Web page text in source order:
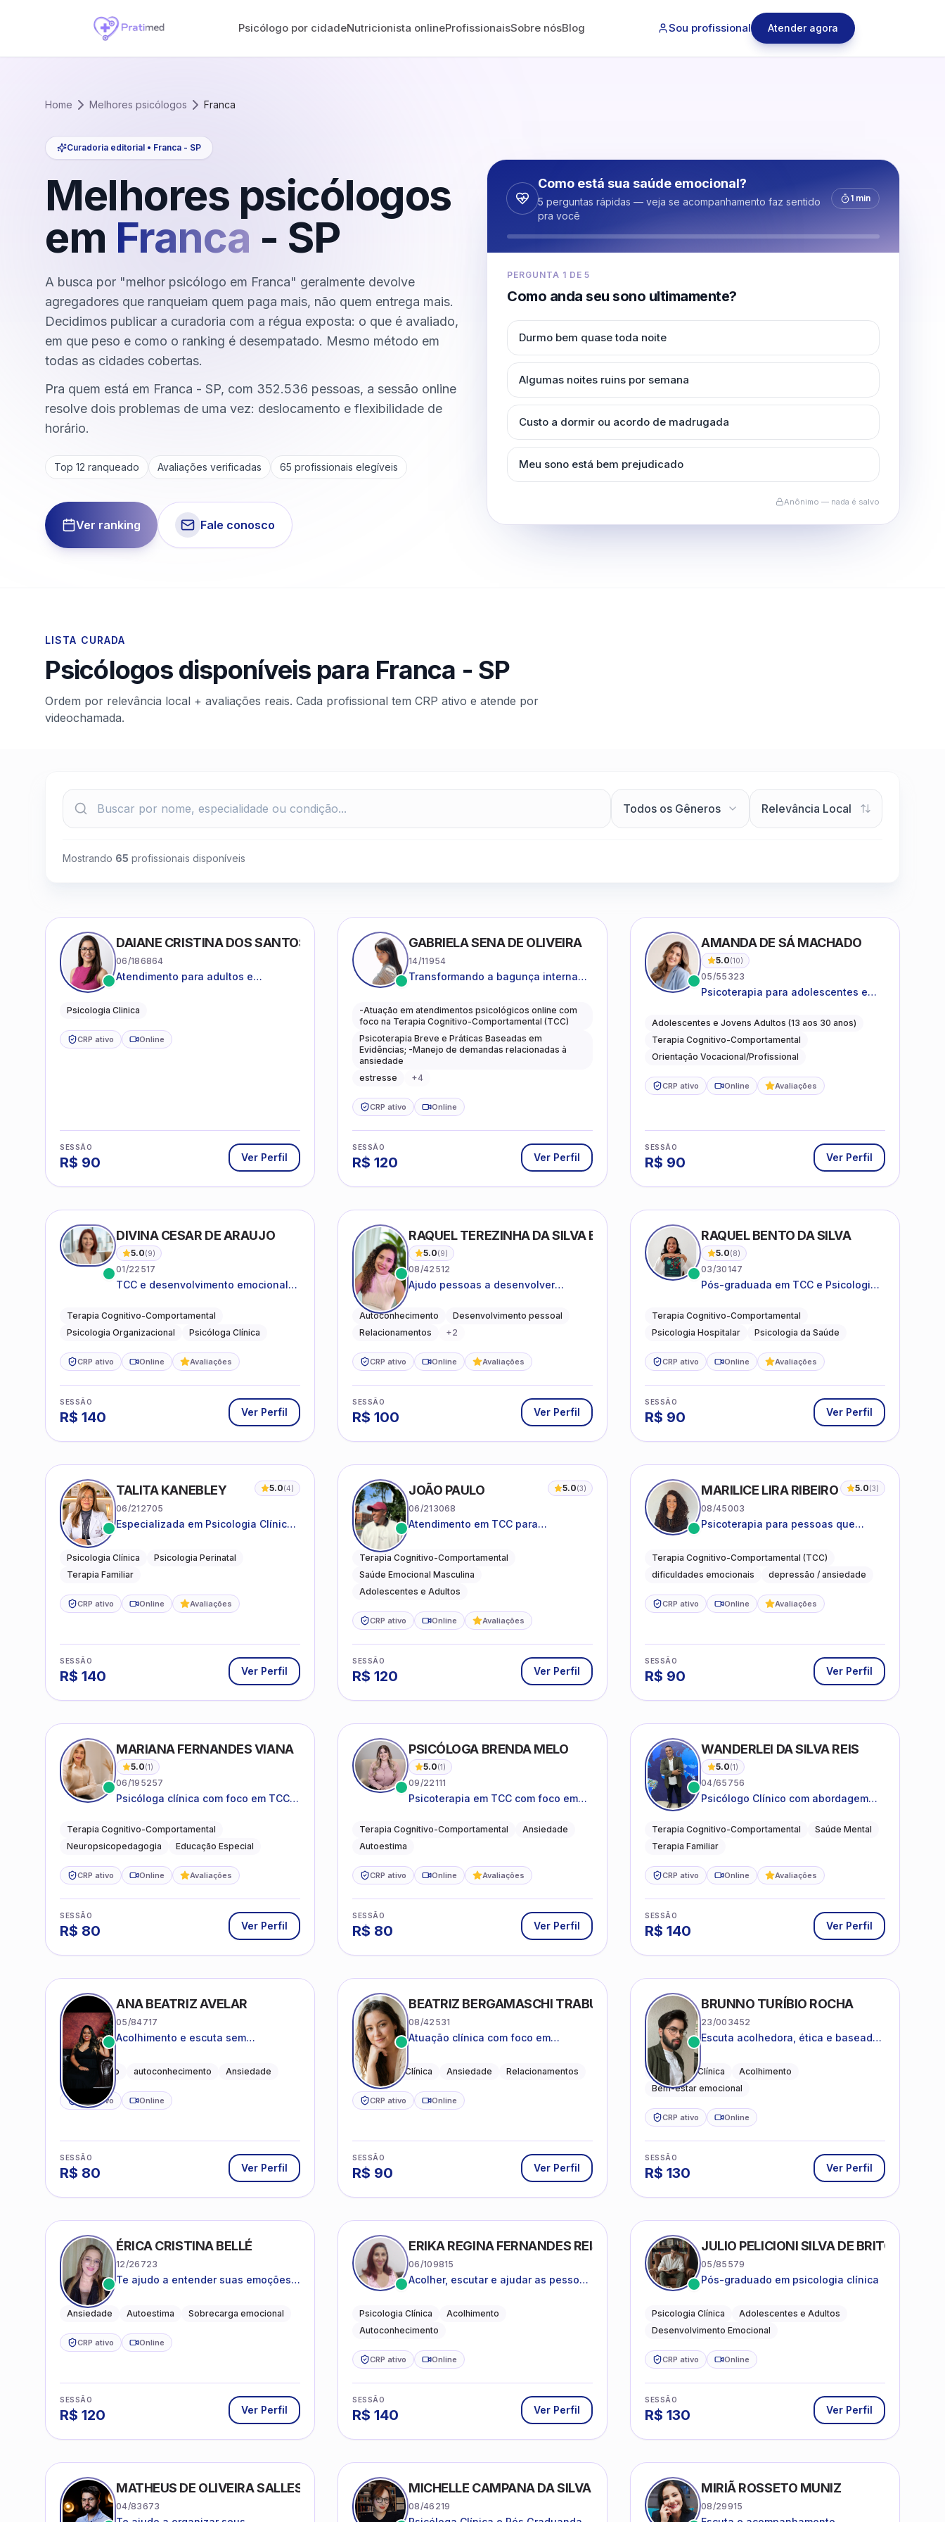
Psicólogo por cidadeNutricionista onlineProfissionaisSobre nósBlog Sou profissional Atender agora
Home Melhores psicólogos Franca
Curadoria editorial • Franca - SP
Melhores psicólogos
em Franca - SP
A busca por "melhor psicólogo em Franca" geralmente devolve
agregadores que ranqueiam quem paga mais, não quem entrega mais.
Decidimos publicar a curadoria com a régua exposta: o que é avaliado,
em que peso e como o ranking é desempatado. Mesmo método em
todas as cidades cobertas.
Pra quem está em Franca - SP, com 352.536 pessoas, a sessão online
resolve dois problemas de uma vez: deslocamento e flexibilidade de
horário.
Top 12 ranqueado Avaliações verificadas 65 profissionais elegíveis
Ver ranking Fale conosco
Como está sua saúde emocional?
5 perguntas rápidas — veja se acompanhamento faz sentido
pra você
1 min
PERGUNTA 1 DE5
Como anda seu sono ultimamente?
Durmo bem quase toda noite
Algumas noites ruins por semana
Custo a dormir ou acordo de madrugada
Meu sono está bem prejudicado
Anônimo — nada é salvo
LISTA CURADA
Psicólogos disponíveis para Franca - SP
Ordem por relevância local + avaliações reais. Cada profissional tem CRP ativo e atende por
videochamada.
Mostrando 65 profissionais disponíveis
DAIANE CRISTINA DOS SANTOS
06/186864
Atendimento para adultos e
Psicologia Clinica
CRP ativo Online
SESSÃO
R$ 90 Ver Perfil
GABRIELA SENA DE OLIVEIRA
14/11954
Transformando a bagunça interna
leveza e caminhos mais gentis para
se viver.
-Atuação em atendimentos psicológicos online com
foco na Terapia Cognitivo-Comportamental (TCC)
Psicoterapia Breve e Práticas Baseadas em
Evidências; -Manejo de demandas relacionadas à
ansiedade
estresse
+4
CRP ativo Online
SESSÃO
R$ 120 Ver Perfil
AMANDA DE SÁ MACHADO
5.0(10)
05/55323
Psicoterapia para adolescentes e
ansiedade, autoestima, relações e
orientação profissional
Adolescentes e Jovens Adultos (13 aos 30 anos)
Terapia Cognitivo-Comportamental
Orientação Vocacional/Profissional
CRP ativo Online Avaliações
SESSÃO
R$ 90 Ver Perfil
DIVINA CESAR DE ARAUJO
5.0(9)
01/22517
TCC e desenvolvimento emocional
Terapia Cognitivo-Comportamental
Psicologia Organizacional
Psicóloga Clínica
CRP ativo Online Avaliações
SESSÃO
R$ 140 Ver Perfil
RAQUEL TEREZINHA DA SILVA BIONDI
5.0(9)
08/42512
Ajudo pessoas a desenvolver
saudáveis
Autoconhecimento
Desenvolvimento pessoal
Relacionamentos
+2
CRP ativo Online Avaliações
SESSÃO
R$ 100 Ver Perfil
RAQUEL BENTO DA SILVA
5.0(8)
03/30147
Pós-graduada em TCC e Psicologia
Terapia Cognitivo-Comportamental
Psicologia Hospitalar
Psicologia da Saúde
CRP ativo Online Avaliações
SESSÃO
R$ 90 Ver Perfil
TALITA KANEBLEY 5.0(4)
06/212705
Especializada em Psicologia Clínica
adultos e famílias
Psicologia Clínica
Psicologia Perinatal
Terapia Familiar
CRP ativo Online Avaliações
SESSÃO
R$ 140 Ver Perfil
JOÃO PAULO 5.0(3)
06/213068
Atendimento em TCC para
desenvolvimento de autonomia
emocional
Terapia Cognitivo-Comportamental
Saúde Emocional Masculina
Adolescentes e Adultos
CRP ativo Online Avaliações
SESSÃO
R$ 120 Ver Perfil
MARILICE LIRA RIBEIRO 5.0(3)
08/45003
Psicoterapia para pessoas que
lidar com as dificuldades do dia a
dia
Terapia Cognitivo-Comportamental (TCC)
dificuldades emocionais
depressão / ansiedade
CRP ativo Online Avaliações
SESSÃO
R$ 90 Ver Perfil
MARIANA FERNANDES VIANA
5.0(1)
06/195257
Psicóloga clínica com foco em TCC,
acompanhamento do
neurodesenvolvimento.
Terapia Cognitivo-Comportamental
Neuropsicopedagogia
Educação Especial
CRP ativo Online Avaliações
SESSÃO
R$ 80 Ver Perfil
PSICÓLOGA BRENDA MELO
5.0(1)
09/22111
Psicoterapia em TCC com foco em
práticas para o cotidiano
Terapia Cognitivo-Comportamental
Ansiedade
Autoestima
CRP ativo Online Avaliações
SESSÃO
R$ 80 Ver Perfil
WANDERLEI DA SILVA REIS
5.0(1)
04/65756
Psicólogo Clínico com abordagem
e terapia sistêmica
Terapia Cognitivo-Comportamental
Saúde Mental
Terapia Familiar
CRP ativo Online Avaliações
SESSÃO
R$ 140 Ver Perfil
ANA BEATRIZ AVELAR
05/84717
Acolhimento e escuta sem
Acolhimento autoconhecimento Ansiedade
CRP ativo Online
SESSÃO
R$ 80 Ver Perfil
BEATRIZ BERGAMASCHI TRABUCO
08/42531
Atuação clínica com foco em
e transições de vida
Psicologia Clínica Ansiedade Relacionamentos
CRP ativo Online
SESSÃO
R$ 90 Ver Perfil
BRUNNO TURÍBIO ROCHA
23/003452
Escuta acolhedora, ética e baseada
Psicologia Clínica
Acolhimento
Bem-estar emocional
CRP ativo Online
SESSÃO
R$ 130 Ver Perfil
ÉRICA CRISTINA BELLÉ
12/26723
Te ajudo a entender suas emoções e
lidar com o que você está vivendo
Ansiedade Autoestima Sobrecarga emocional
CRP ativo Online
SESSÃO
R$ 120 Ver Perfil
ERIKA REGINA FERNANDES REIS FRIAS
06/109815
Acolher, escutar e ajudar as pessoas
Psicologia Clínica
Acolhimento
Autoconhecimento
CRP ativo Online
SESSÃO
R$ 140 Ver Perfil
JULIO PELICIONI SILVA DE BRITO
05/85579
Pós-graduado em psicologia clínica
Psicologia Clínica
Adolescentes e Adultos
Desenvolvimento Emocional
CRP ativo Online
SESSÃO
R$ 130 Ver Perfil
MATHEUS DE OLIVEIRA SALLES
04/83673
MICHELLE CAMPANA DA SILVA
08/46219
MIRIÃ ROSSETO MUNIZ
08/29915